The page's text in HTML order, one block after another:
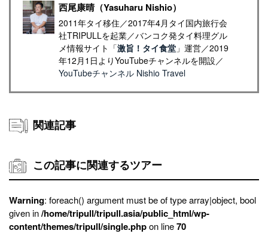
西尾康晴（Yasuharu Nishio）
2011年タイ移住／2017年4月タイ国内旅行会
社TRIPULLを起業／バンコク発タイ料理グル
メ情報サイト「激旨！タイ食堂」運営／2019
年12月1日よりYouTubeチャンネルを開設／
YouTubeチャンネル Nishio Travel
関連記事
この記事に関連するツアー
Warning: foreach() argument must be of type array|object, bool
given in/home/tripull/tripull.asia/public_html/wp-
content/themes/tripull/single.phpon line70